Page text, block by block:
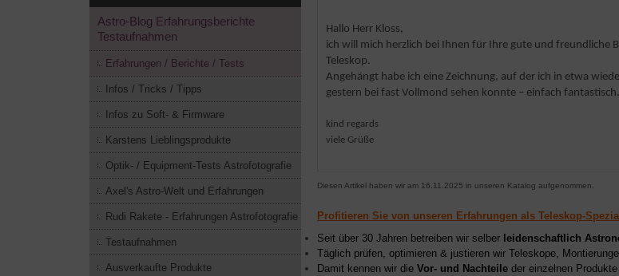
Hallo Herr Kloss,
ich will mich herzlich bei Ihnen für Ihre gute und freundliche
Teleskop.
Angehängt habe ich eine Zeichnung, auf der ich in etwa
gestern bei fast Vollmond sehen konnte – einfach fantastisch.
kind regards
viele Grüße
Diesen Artikel haben wir am 16.11.2025 in unseren Katalog aufgenommen.
Profitieren Sie von unseren Erfahrungen als Teleskop-
Seit über 30 Jahren betreiben wir selber leidenschaftlich
Täglich prüfen, optimieren & justieren wir Teleskope,
Damit kennen wir die Vor- und Nachteile der einzelnen Produkte
Astro-Blog Erfahrungsberichte
Testaufnahmen
Erfahrungen / Berichte / Tests
Infos / Tricks / Tipps
Infos zu Soft- & Firmware
Karstens Lieblingsprodukte
Optik- / Equipment-Tests Astrofotografie
Axel's Astro-Welt und Erfahrungen
Rudi Rakete - Erfahrungen Astrofotografie
Testaufnahmen
Ausverkaufte Produkte